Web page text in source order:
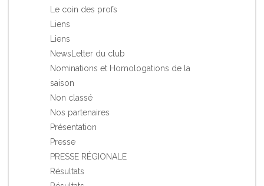
Le coin des profs
Liens
Liens
NewsLetter du club
Nominations et Homologations de la
saison
Non classé
Nos partenaires
Présentation
Presse
PRESSE RÉGIONALE
Résultats